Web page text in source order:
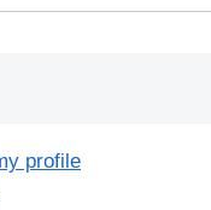
profile